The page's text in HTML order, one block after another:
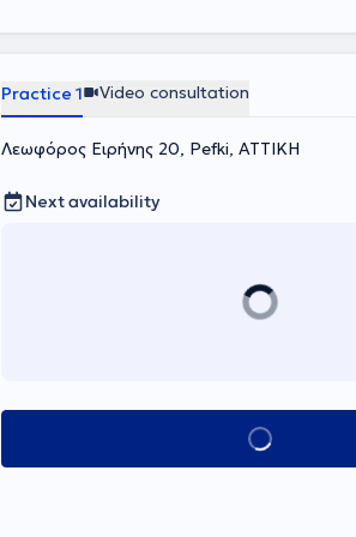
Practice 1 Video consultation
Λεωφόρος Ειρήνης 20, Pefki, ΑΤΤΙΚΗ
Next availability
Book appointment